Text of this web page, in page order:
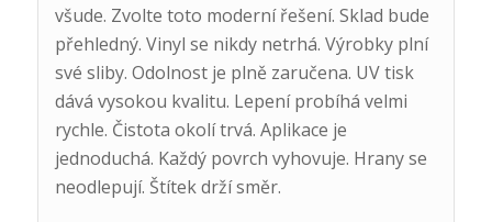
všude. Zvolte toto moderní řešení. Sklad bude
přehledný. Vinyl se nikdy netrhá. Výrobky plní
své sliby. Odolnost je plně zaručena. UV tisk
dává vysokou kvalitu. Lepení probíhá velmi
rychle. Čistota okolí trvá. Aplikace je
jednoduchá. Každý povrch vyhovuje. Hrany se
neodlepují. Štítek drží směr.